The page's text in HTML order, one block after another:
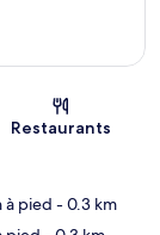
Restaurants
à pied - 0.3 km